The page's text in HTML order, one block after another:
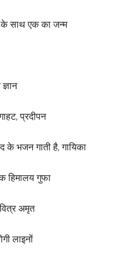
साथ एक का जन्म
प्रदीपन
के भजन गाती है, गायिका
हिमालय गुफा
अमृत
लाइनों